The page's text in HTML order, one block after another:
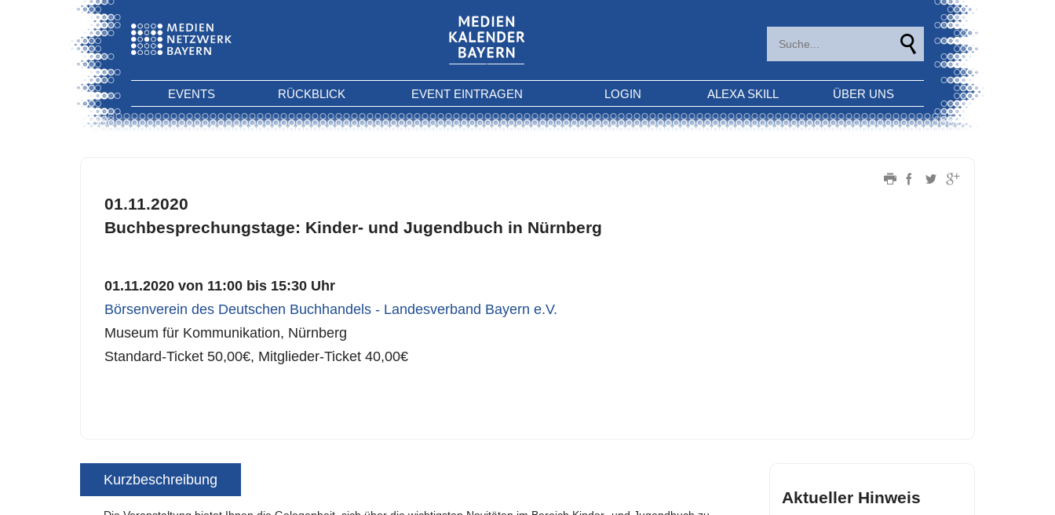
EVENTS RÜCKBLICK EVENT EINTRAGEN LOGIN ALEXA SKILL ÜBER UNS
01.11.2020
Buchbesprechungstage: Kinder- und Jugendbuch in Nürnberg
01.11.2020 von 11:00 bis 15:30 Uhr
Börsenverein des Deutschen Buchhandels - Landesverband Bayern e.V.
Museum für Kommunikation, Nürnberg
Standard-Ticket 50,00€, Mitglieder-Ticket 40,00€
Kurzbeschreibung
Aktueller Hinweis